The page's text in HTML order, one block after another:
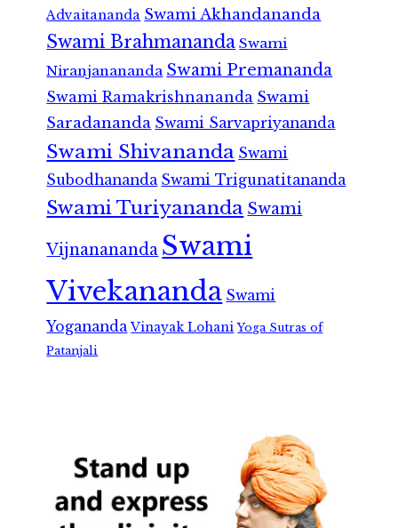
Advaitananda Swami Akhandananda
Swami Brahmananda Swami
Niranjanananda Swami Premananda
Swami Ramakrishnananda Swami
Saradananda Swami Sarvapriyananda
Swami Shivananda Swami
Subodhananda Swami Trigunatitananda
Swami Turiyananda Swami
Vijnanananda Swami
Vivekananda Swami
Yogananda Vinayak Lohani Yoga Sutras of
Patanjali